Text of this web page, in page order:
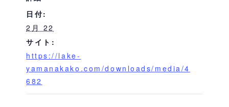
日付:
2月 22
サイト:
https://lake-
yamanakako.com/downloads/media/4
682